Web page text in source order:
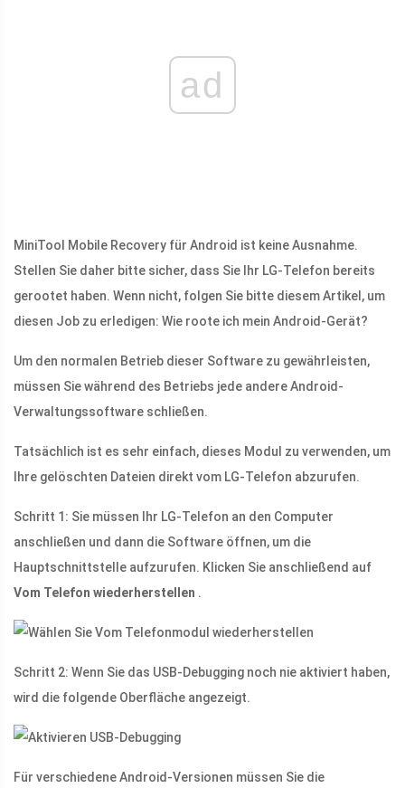
ad
MiniTool Mobile Recovery für Android ist keine Ausnahme.
Stellen Sie daher bitte sicher, dass Sie Ihr LG-Telefon bereits
gerootet haben. Wenn nicht, folgen Sie bitte diesem Artikel, um
diesen Job zu erledigen: Wie roote ich mein Android-Gerät?
Um den normalen Betrieb dieser Software zu gewährleisten,
müssen Sie während des Betriebs jede andere Android-
Verwaltungssoftware schließen.
Tatsächlich ist es sehr einfach, dieses Modul zu verwenden, um
Ihre gelöschten Dateien direkt vom LG-Telefon abzurufen.
Schritt 1: Sie müssen Ihr LG-Telefon an den Computer
anschließen und dann die Software öffnen, um die
Hauptschnittstelle aufzurufen. Klicken Sie anschließend auf
Vom Telefon wiederherstellen .
Schritt 2: Wenn Sie das USB-Debugging noch nie aktiviert haben,
wird die folgende Oberfläche angezeigt.
Für verschiedene Android-Versionen müssen Sie die